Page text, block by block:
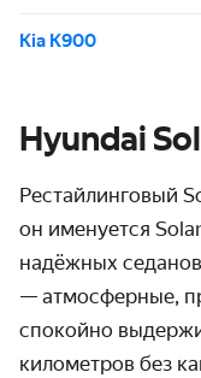
Kia K900
Hyundai
Рестайлинговый
он именуется
надёжных
— атмосферные,
спокойно
километров без